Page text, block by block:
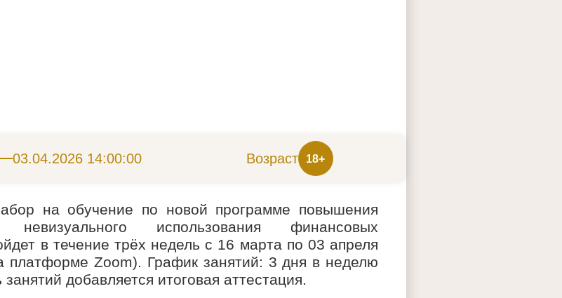
03.04.2026 14:00:00 Возраст 18+
на обучение по новой программе повышения
использования финансовых
в течение трёх недель с 16 марта по 03 апреля
платформе Zoom). График занятий: 3 дня в неделю
добавляется итоговая аттестация.